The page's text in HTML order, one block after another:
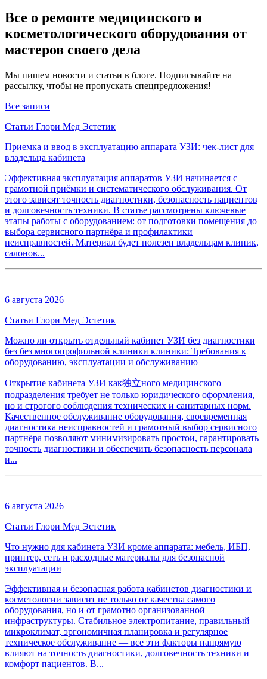
Все о ремонте медицинского и
косметологического оборудования от
мастеров своего дела
Мы пишем новости и статьи в блоге. Подписывайте на
рассылку, чтобы не пропускать спецпредложения!
Все записи
Статьи Глори Мед Эстетик
Приемка и ввод в эксплуатацию аппарата УЗИ: чек-лист для
владельца кабинета
Эффективная эксплуатация аппаратов УЗИ начинается с
грамотной приёмки и систематического обслуживания. От
этого зависят точность диагностики, безопасность пациентов
и долговечность техники. В статье рассмотрены ключевые
этапы работы с оборудованием: от подготовки помещения до
выбора сервисного партнёра и профилактики
неисправностей. Материал будет полезен владельцам клиник,
салонов...
6 августа 2026
Статьи Глори Мед Эстетик
Можно ли открыть отдельный кабинет УЗИ без диагностики
без без многопрофильной клиники клиники: Требования к
оборудованию, эксплуатации и обслуживанию
Открытие кабинета УЗИ как独立ного медицинского
подразделения требует не только юридического оформления,
но и строгого соблюдения технических и санитарных норм.
Качественное обслуживание оборудования, своевременная
диагностика неисправностей и грамотный выбор сервисного
партнёра позволяют минимизировать простои, гарантировать
точность диагностики и обеспечить безопасность персонала
и...
6 августа 2026
Статьи Глори Мед Эстетик
Что нужно для кабинета УЗИ кроме аппарата: мебель, ИБП,
принтер, сеть и расходные материалы для безопасной
эксплуатации
Эффективная и безопасная работа кабинетов диагностики и
косметологии зависит не только от качества самого
оборудования, но и от грамотно организованной
инфраструктуры. Стабильное электропитание, правильный
микроклимат, эргономичная планировка и регулярное
техническое обслуживание — все эти факторы напрямую
влияют на точность диагностики, долговечность техники и
комфорт пациентов. В...